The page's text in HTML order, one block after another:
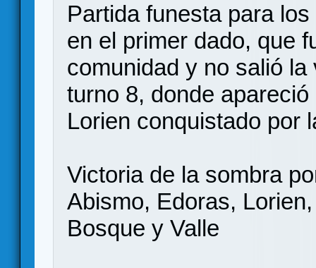
Partida funesta para
en el primer dado, que
comunidad y no salió
turno 8, donde
Lorien conquistado por
Victoria de la sombra
Abismo, Edoras,
Bosque y Valle